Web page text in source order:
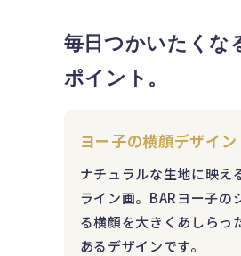
毎日つかいたくな
ポイント。
ヨー子の横顔デザイン
ナチュラルな生地に映え
ライン画。BARヨー子の
る横顔を大きくあしらっ
あるデザインです。